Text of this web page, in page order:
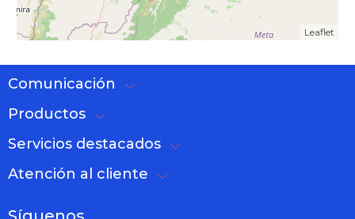
Leaflet
Comunicación
Productos
Servicios destacados
Atención al cliente